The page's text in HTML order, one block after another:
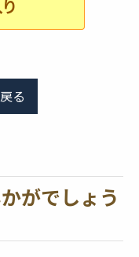
る
がでしょう